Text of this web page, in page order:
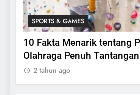
SPORTS & GAMES
10 Fakta Menarik tentang
Olahraga Penuh Tantangan
2 tahun ago